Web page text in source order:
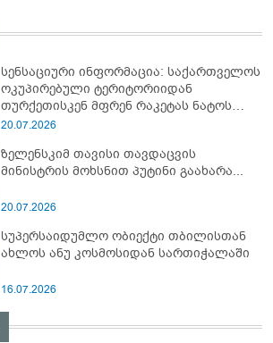
სენსაციური ინფორმაცია: საქართველოს
ოკუპირებული ტერიტორიიდან
თურქეთისკენ მფრენ რაკეტას ნატოს
სამიტი კინაღამ ჩაუშლია
20.07.2026
ზელენსკიმ თავისი თავდაცვის
მინისტრის მოხსნით პუტინი გაახარა...
20.07.2026
სუპერსაიდუმლო ობიექტი თბილისთან
ახლოს ანუ კოსმოსიდან სართიჭალაში
16.07.2026